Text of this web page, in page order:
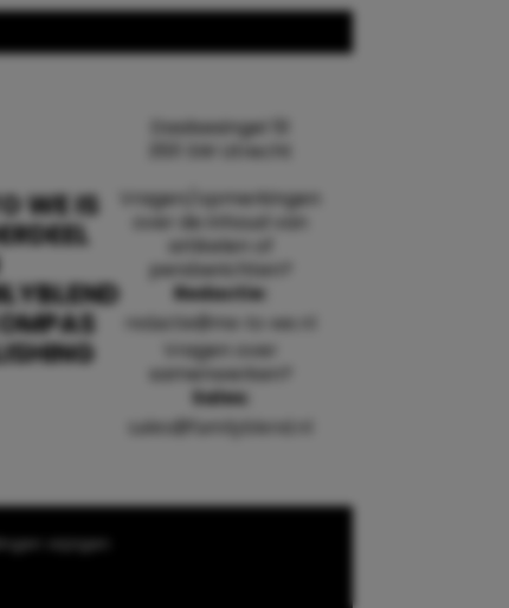
WE IS
Daalsesingel 51
3511 SW Utrecht
Vragen/opmerkingen
over de inhoud van
artikelen of
persberichten?
Redactie:
redactie@me-to-we.nl
Vragen over
samenwerken?
Sales:
sales@familyblend.nl
wijzigen